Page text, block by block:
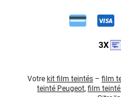
3X
Votre kit film teintés – film
teinté Peugeot, film